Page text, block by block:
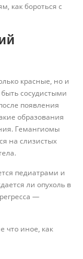
как бороться с
красные, но и
сосудистыми
появления
образования
Гемангиомы
на слизистых
педиатрами и
ли опухоль в
—
что иное, как